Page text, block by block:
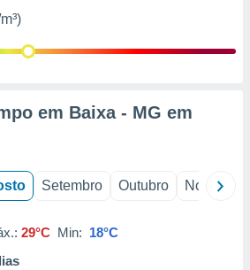
em Baixa - MG em
Setembro Outubro Novembro
29°C Min: 18°C